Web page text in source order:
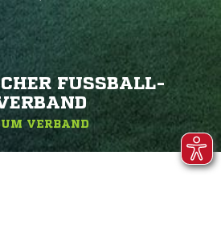
FUSSBALL-V
VERBAND